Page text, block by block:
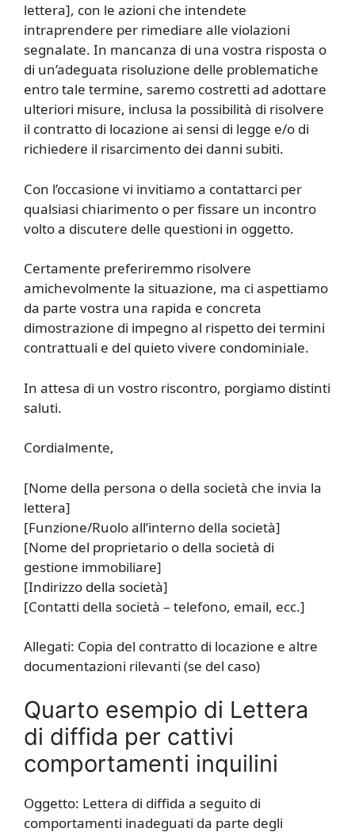
lettera], con le azioni che intendete
intraprendere per rimediare alle violazioni
segnalate. In mancanza di una vostra risposta o
di un’adeguata risoluzione delle problematiche
entro tale termine, saremo costretti ad adottare
ulteriori misure, inclusa la possibilità di risolvere
il contratto di locazione ai sensi di legge e/o di
richiedere il risarcimento dei danni subiti.
Con l’occasione vi invitiamo a contattarci per
qualsiasi chiarimento o per fissare un incontro
volto a discutere delle questioni in oggetto.
Certamente preferiremmo risolvere
amichevolmente la situazione, ma ci aspettiamo
da parte vostra una rapida e concreta
dimostrazione di impegno al rispetto dei termini
contrattuali e del quieto vivere condominiale.
In attesa di un vostro riscontro, porgiamo distinti
saluti.
Cordialmente,
[Nome della persona o della società che invia la
lettera]
[Funzione/Ruolo all’interno della società]
[Nome del proprietario o della società di
gestione immobiliare]
[Indirizzo della società]
[Contatti della società – telefono, email, ecc.]
Allegati: Copia del contratto di locazione e altre
documentazioni rilevanti (se del caso)
Quarto esempio di Lettera
di diffida per cattivi
comportamenti inquilini
Oggetto: Lettera di diffida a seguito di
comportamenti inadeguati da parte degli